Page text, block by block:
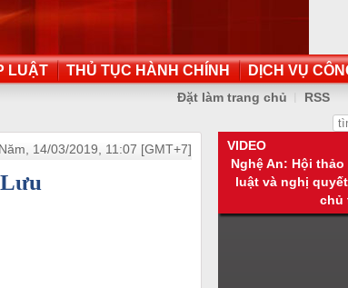
LUẬT THỦ TỤC HÀNH CHÍNH DỊCH VỤ
Đặt làm trang chủ RSS
14/03/2019, 11:07 [GMT+7]
VIDEO
Nghệ An: Hội
luật và nghị
chủ